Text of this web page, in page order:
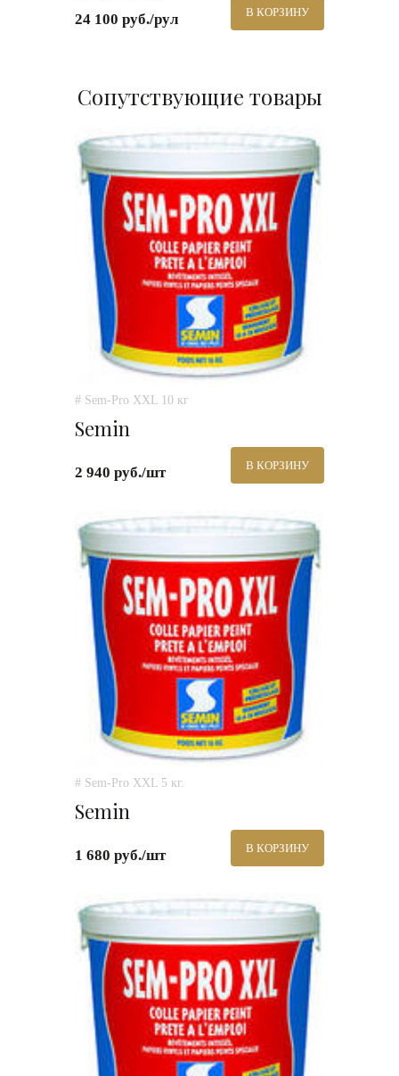
24 100 руб./рул В КОРЗИНУ
Сопутствующие товары
# Sem-Pro XXL 10 кг
Semin
2 940 руб./шт В КОРЗИНУ
# Sem-Pro XXL 5 кг.
Semin
1 680 руб./шт В КОРЗИНУ